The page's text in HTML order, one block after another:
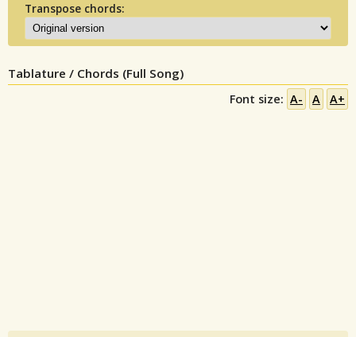
Transpose chords:
Tablature / Chords (Full Song)
Font size: A- A A+